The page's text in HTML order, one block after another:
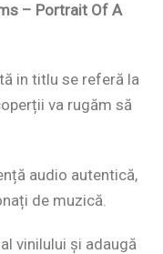
– Portrait Of A
in titlu se referă la
va rugăm să
audio autentică,
de muzică.
vinilului și adaugă